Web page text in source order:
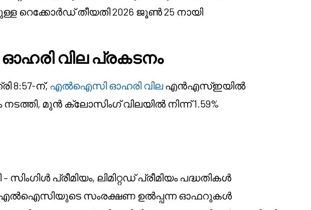
റെക്കോർഡ് തീയതി 2026 ജൂൺ 25 നായി
വില പ്രകടനം
8:57-ന്, എൽഐസി ഓഹരി വിലഎൻഎസ്ഇയിൽ
നടത്തി, മുൻ ക്ലോസിംഗ് വിലയിൽ നിന്ന് 1.59%
പ്രീമിയം, ലിമിറ്റഡ് പ്രീമിയം പദ്ധതികൾ
എൽഐസിയുടെ സംരക്ഷണ ഉൽപ്പന്ന ഓഫറുകൾ